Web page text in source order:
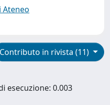
Ateneo
Contributo in rivista (11)
esecuzione: 0.003